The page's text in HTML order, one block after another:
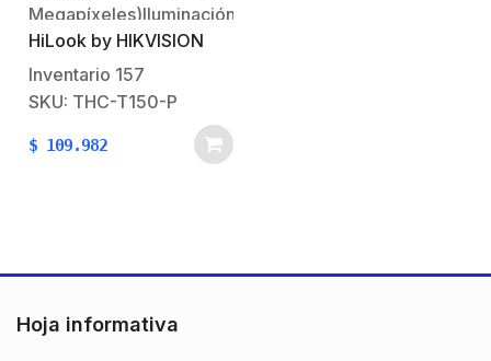
Megapíxeles)Iluminación
mínima: 0.01 Lux @
(F2.0, AGC ON), 0 Lux
con IR.Lente fijo: 2.8 mm
85º).20 mts IR EXIR
HiLook by HIKVISION
Inventario 157
SKU: THC-T150-P
$ 109.982
Hoja informativa